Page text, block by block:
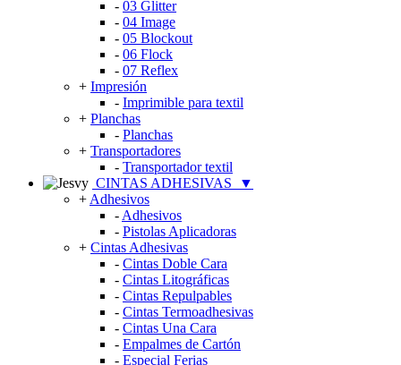
- 03 Glitter
- 04 Image
- 05 Blockout
- 06 Flock
- 07 Reflex
+ Impresión
- Imprimible para textil
+ Planchas
- Planchas
+ Transportadores
- Transportador textil
CINTAS ADHESIVAS
▼
+ Adhesivos
- Adhesivos
- Pistolas Aplicadoras
+ Cintas Adhesivas
- Cintas Doble Cara
- Cintas Litográficas
- Cintas Repulpables
- Cintas Termoadhesivas
- Cintas Una Cara
- Empalmes de Cartón
- Especial Ferias